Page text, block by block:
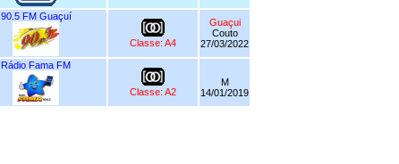
90.5 FM Guaçuí
Classe: A4
Guaçui
Couto
27/03/2022
Rádio Fama FM
Classe: A2
M
14/01/2019